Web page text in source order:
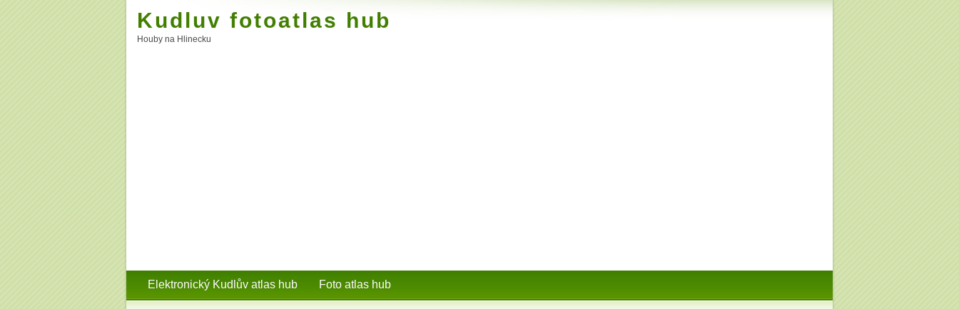
Kudluv fotoatlas hub
Houby na Hlinecku
Elektronický Kudlův atlas hub Foto atlas hub